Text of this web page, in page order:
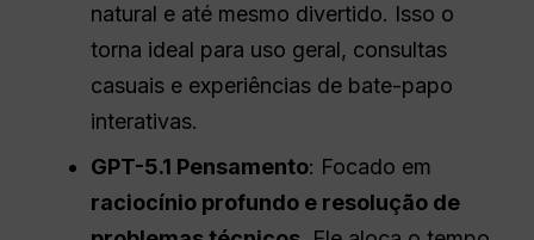
natural e até mesmo divertido. Isso o
torna ideal para uso geral, consultas
casuais e experiências de bate-papo
interativas.
GPT-5.1 Pensamento: Focado em
raciocínio profundo e resolução de